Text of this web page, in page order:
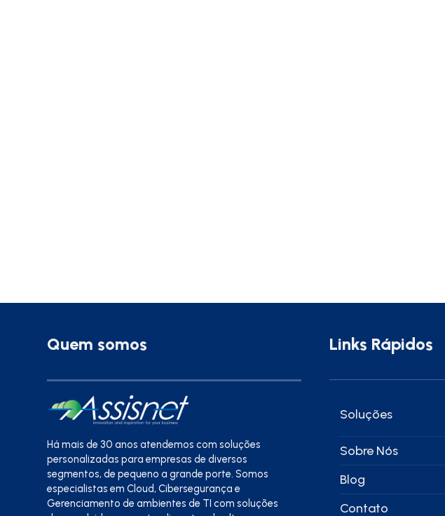
Quem somos
Há mais de 30 anos atendemos com soluções
personalizadas para empresas de diversos
segmentos, de pequeno a grande porte. Somos
especialistas em Cloud, Cibersegurança e
Gerenciamento de ambientes de TI com soluções
Links Rápidos
Soluções
Sobre Nós
Blog
Contato